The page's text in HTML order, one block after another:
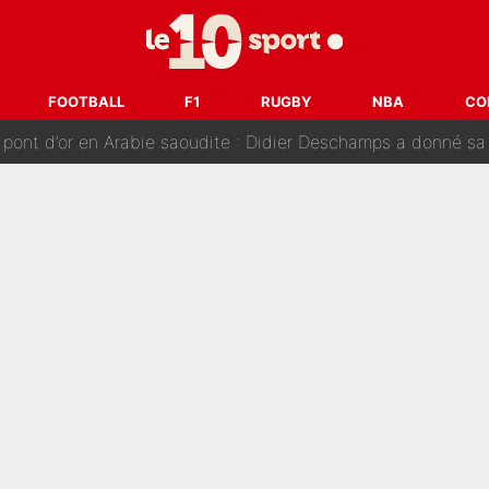
FOOTBALL F1 RUGBY NBA
ont de la concurrence ? L’IA annonce les 5 joueurs qui vont
: Fabrizio Romano dévoile déjà la stratégie du PSG
d’or en Arabie saoudite : Didier Deschamps a donné